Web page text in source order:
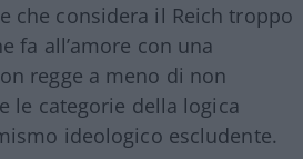
che considera il Reich troppo
fa all’amore con una
regge a meno di non
le categorie della logica
ideologico escludente.